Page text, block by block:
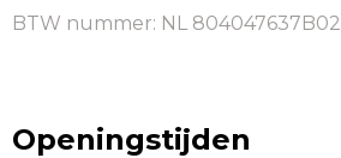
BTW nummer: NL 804047637B02
Openingstijden